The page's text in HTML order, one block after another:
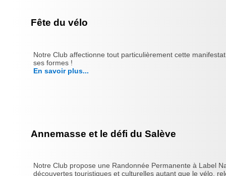
Fête du vélo
Notre Club affectionne tout particulièrement cette
ses formes !
En savoir plus...
Annemasse et le défi du Salève
Notre Club propose une Randonnée Permanente à Label
découvertes touristiques et culturelles autant que le vélo,